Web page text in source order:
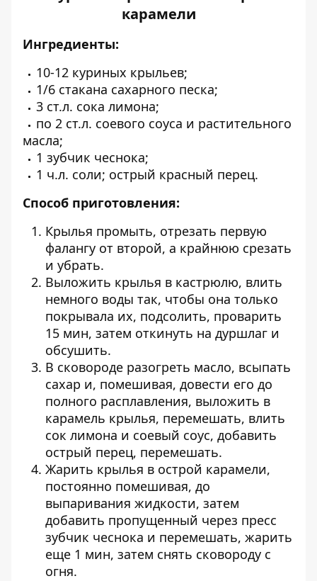
карамели
Ингредиенты:
10-12 куриных крыльев;
1/6 стакана сахарного песка;
3 ст.л. сока лимона;
по 2 ст.л. соевого соуса и растительного
масла;
1 зубчик чеснока;
1 ч.л. соли; острый красный перец.
Способ приготовления:
Крылья промыть, отрезать первую
фалангу от второй, а крайнюю срезать
и убрать.
Выложить крылья в кастрюлю, влить
немного воды так, чтобы она только
покрывала их, подсолить, проварить
15 мин, затем откинуть на дуршлаг и
обсушить.
В сковороде разогреть масло, всыпать
сахар и, помешивая, довести его до
полного расплавления, выложить в
карамель крылья, перемешать, влить
сок лимона и соевый соус, добавить
острый перец, перемешать.
Жарить крылья в острой карамели,
постоянно помешивая, до
выпаривания жидкости, затем
добавить пропущенный через пресс
зубчик чеснока и перемешать, жарить
еще 1 мин, затем снять сковороду с
огня.